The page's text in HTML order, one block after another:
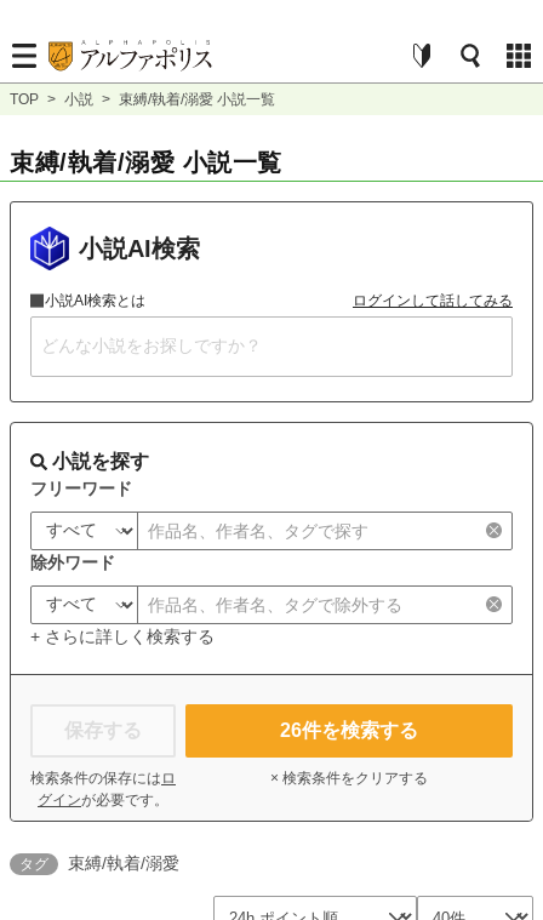
TOP > 小説 > 束縛/執着/溺愛 小説一覧
束縛/執着/溺愛 小説一覧
小説AI検索
小説AI検索とは ログインして話してみる
小説を探す
フリーワード
除外ワード
+ さらに詳しく検索する
保存する
検索条件の保存には ロ
グインが必要です。
26件を検索する
× 検索条件をクリアする
タグ 束縛/執着/溺愛